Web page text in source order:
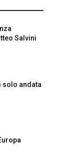
Salvini
solo andata